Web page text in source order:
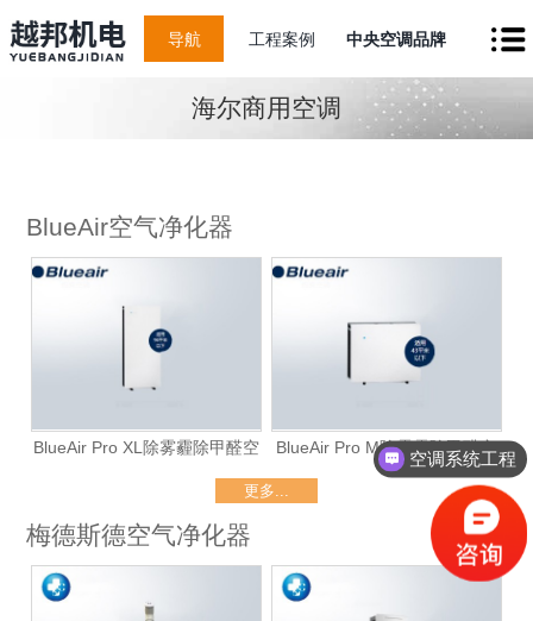
导航 工程案例 中央空调品牌
海尔商用空调
BlueAir空气净化器
BlueAir Pro XL除雾霾除甲醛空
气净化器（仅租赁）
BlueAir Pro M除雾霾除甲醛空
气净化器（仅租赁）
更多...
梅德斯德空气净化器
空调系统工程